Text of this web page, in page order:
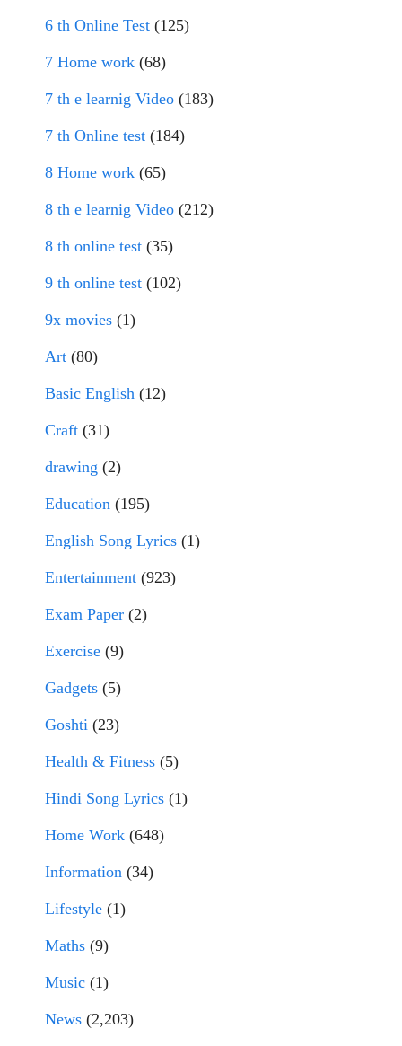
6 th Online Test (125)
7 Home work (68)
7 th e learnig Video (183)
7 th Online test (184)
8 Home work (65)
8 th e learnig Video (212)
8 th online test (35)
9 th online test (102)
9x movies (1)
Art (80)
Basic English (12)
Craft (31)
drawing (2)
Education (195)
English Song Lyrics (1)
Entertainment (923)
Exam Paper (2)
Exercise (9)
Gadgets (5)
Goshti (23)
Health & Fitness (5)
Hindi Song Lyrics (1)
Home Work (648)
Information (34)
Lifestyle (1)
Maths (9)
Music (1)
News (2,203)